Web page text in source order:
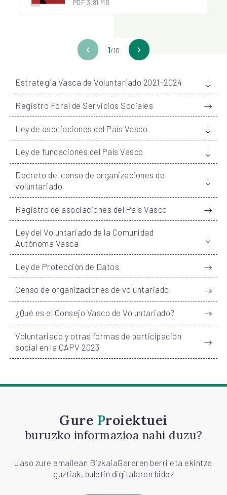
PDF 3.81 MB
1/10
Estrategia Vasca de Voluntariado 2021-2024
Registro Foral de Servicios Sociales
Ley de asociaciones del País Vasco
Ley de fundaciones del País Vasco
Decreto del censo de organizaciones de
voluntariado
Registro de asociaciones del País Vasco
Ley del Voluntariado de la Comunidad
Autónoma Vasca
Ley de Protección de Datos
Censo de organizaciones de voluntariado
¿Qué es el Consejo Vasco de Voluntariado?
Voluntariado y otras formas de participación
social en la CAPV 2023
Gure Proiektuei
buruzko informazioa nahi duzu?
Jaso zure emailean BizkaiaGararen berri eta ekintza
guztiak, buletin digitalaren bidez